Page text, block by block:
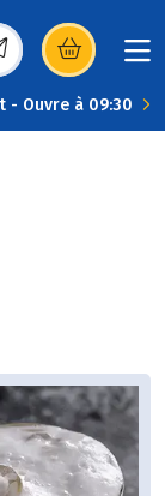
dans une
- Ouvre à 09:30